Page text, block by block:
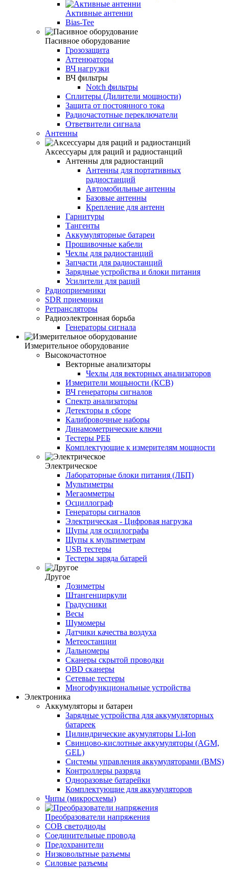
Активные антенни
Bias-Tee
Пасивное оборудование
Грозозащита
Аттенюаторы
ВЧ нагрузки
ВЧ фильтры
Notch фильтры
Сплитеры (Дилители мощности)
Защита от постоянного тока
Радиочастотные переключатели
Ответвители сигнала
Антенны
Аксессуары для раций и радиостанций
Антенны для радиостанций
Антенны для портативных
радиостанций
Автомобильные антенны
Базовые антенны
Крепление для антенн
Гарнитуры
Тангенты
Аккумуляторные батареи
Прошивочные кабели
Чехлы для радиостанций
Запчасти для радиостанций
Зарядные устройства и блоки питания
Усилители для раций
Радиоприемники
SDR приемники
Ретрансляторы
Радиоэлектронная борьба
Генераторы сигнала
Измерительное оборудование
Высокочастотное
Векторные анализаторы
Чехлы для векторных анализаторов
Измерители мощьности (КСВ)
ВЧ генераторы сигналов
Спектр анализаторы
Детекторы в сборе
Калибровочные наборы
Динамометрические ключи
Тестеры РЕБ
Комплектующие к измерителям мощности
Электрическое
Лабораторные блоки питания (ЛБП)
Мультиметры
Мегаомметры
Осциллограф
Генераторы сигналов
Электрическая - Цифровая нагрузка
Щупы для осцилографа
Щупы к мультиметрам
USB тестеры
Тестеры заряда батарей
Другое
Дозиметры
Штангенциркули
Градусники
Весы
Шумомеры
Датчики качества воздуха
Метеостанции
Дальномеры
Сканеры скрытой проводки
OBD сканеры
Сетевые тестеры
Многофункциональные устройства
Электроника
Аккумуляторы и батареи
Зарядные устройства для аккумуляторных
батареек
Цилиндрические акумуляторы Li-Ion
Свинцово-кислотные аккумуляторы (AGM,
GEL)
Системы управления аккумуляторами (BMS)
Контроллеры разряда
Одноразовые батарейки
Комплектующие для аккумуляторов
Чипы (микросхемы)
Преобразователи напряжения
COB светодиоды
Соединительные провода
Предохранители
Низковольтные разъемы
Силовые разъемы